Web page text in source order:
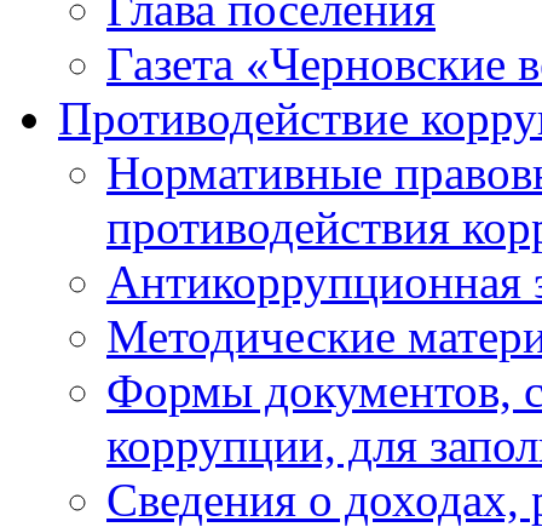
Газета «Черновские
Противодействие
Нормативные
противодействия
Антикоррупционная
Методические
Формы документов,
коррупции, для
Сведения о доходах,